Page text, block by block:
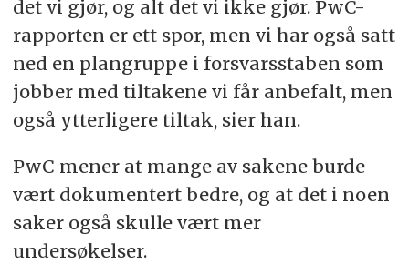
det vi gjør, og alt det vi ikke gjør. PwC-
rapporten er ett spor, men vi har også satt
ned en plangruppe i forsvarsstaben som
jobber med tiltakene vi får anbefalt, men
også ytterligere tiltak, sier han.
PwC mener at mange av sakene burde
vært dokumentert bedre, og at det i noen
saker også skulle vært mer
undersøkelser.